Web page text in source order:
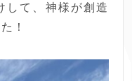
して、神様が創造
！